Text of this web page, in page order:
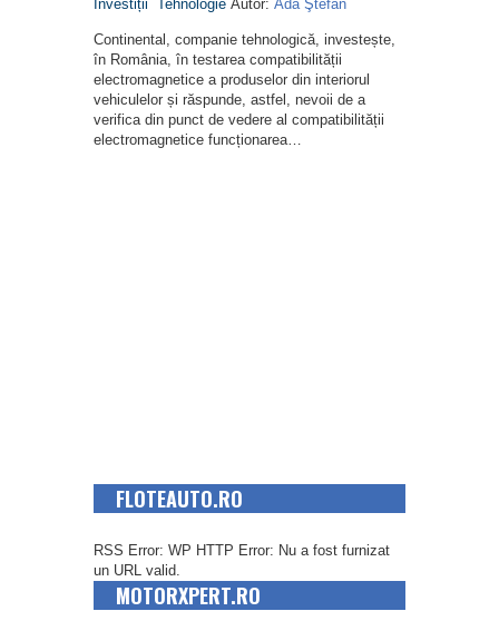
Investiții Tehnologie Autor: Ada Ştefan
Continental, companie tehnologică, investește,
în România, în testarea compatibilității
electromagnetice a produselor din interiorul
vehiculelor și răspunde, astfel, nevoii de a
verifica din punct de vedere al compatibilității
electromagnetice funcționarea…
FLOTEAUTO.RO
RSS Error: WP HTTP Error: Nu a fost furnizat
un URL valid.
MOTORXPERT.RO